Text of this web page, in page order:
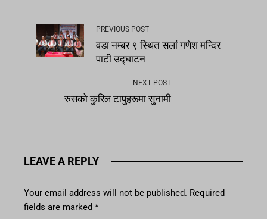
PREVIOUS POST
वडा नम्बर ९ स्थित सलां गणेश मन्दिर
पाटी उद्घाटन
NEXT POST
रुसको कुरिल टापुहरूमा सुनामी
LEAVE A REPLY
Your email address will not be published. Required
fields are marked *